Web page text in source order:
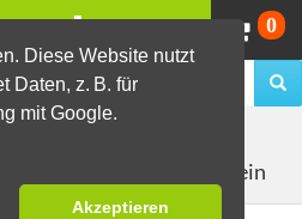
Diese Website nutzt
Daten, z. B. für
mit Google.
Akzeptieren
0
zur Buttonherstellung
Doppelmagnet klein